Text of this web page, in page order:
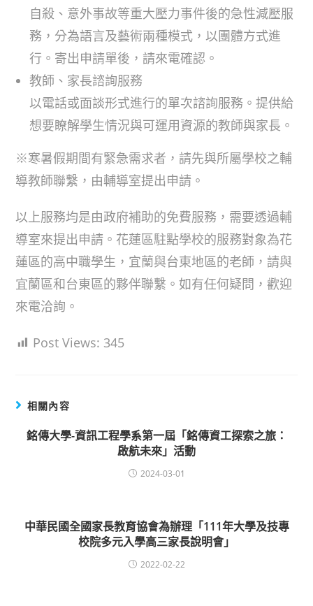
自殺、意外事故等重大壓力事件後的急性減壓服
務，分為語言及藝術兩種模式，以團體方式進
行。寄出申請單後，請來電確認。
教師、家長諮詢服務
以電話或面談形式進行的單次諮詢服務。提供給
想要瞭解學生情況與可運用資源的教師與家長。
※寒暑假期間有緊急需求者，請先與所屬學校之輔
導教師聯繫，由輔導室提出申請。
以上服務均是由政府補助的免費服務，需要透過輔
導室來提出申請。花蓮區駐點學校的服務對象為花
蓮區的高中職學生，宜蘭與台東地區的老師，請與
宜蘭區和台東區的夥伴聯繫。如有任何疑問，歡迎
來電洽詢。
Post Views: 345
相關內容
銘傳大學-資訊工程學系第一屆「銘傳資工探索之旅：
啟航未來」活動
2024-03-01
中華民國全國家長教育協會為辦理「111年大學及技專
校院多元入學高三家長說明會」
2022-02-22